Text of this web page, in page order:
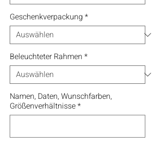
Geschenkverpackung *
Beleuchteter Rahmen *
Namen, Daten, Wunschfarben,
Größenverhältnisse*